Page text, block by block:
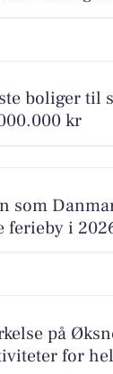
boliger til
kr
som
ferieby i
på
for